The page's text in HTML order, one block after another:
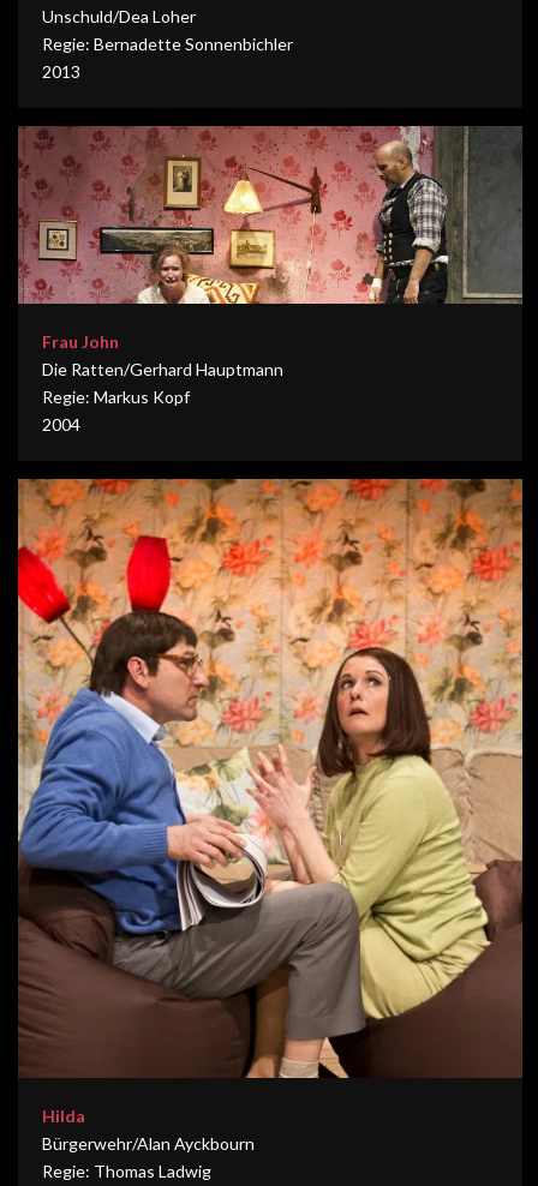
Unschuld/Dea Loher
Regie: Bernadette Sonnenbichler
2013
Frau John
Die Ratten/Gerhard Hauptmann
Regie: Markus Kopf
2004
Hilda
Bürgerwehr/Alan Ayckbourn
Regie: Thomas Ladwig